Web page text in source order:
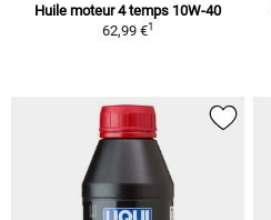
Huile moteur 4 temps 10W-40
62,99 €1